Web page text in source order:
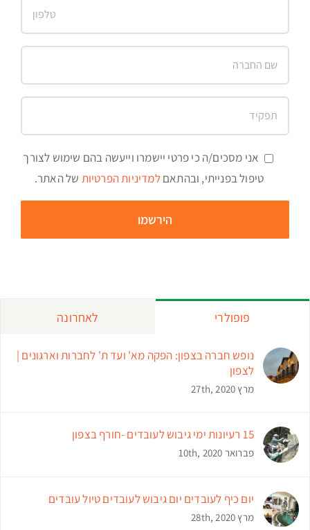
אני מסכים/ה כי פרטי יישמרו וייעשה בהם שימוש לצורך
טיפול בפנייתי, ובהתאםלמדיניות הפרטיות של האתר.
פופולרי לאחרונה
נופש חברה בצפון: הפקה מא' ועד ת' לחברות וארגונים |
לצפון
מרץ 27th, 2020
15 רעיונות ימי גיבוש לעובדים -חורף בצפון
פברואר 10th, 2020
יום כיף לעובדים יום גיבוש לעובדים טיול עובדים
מרץ 28th, 2020